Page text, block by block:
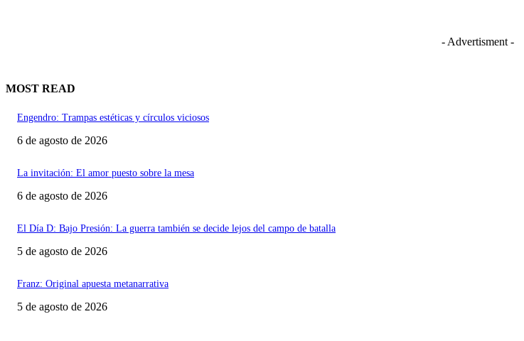
- Advertisment -
MOST READ
Engendro: Trampas estéticas y círculos viciosos
6 de agosto de 2026
La invitación: El amor puesto sobre la mesa
6 de agosto de 2026
El Día D: Bajo Presión: La guerra también se decide lejos del campo de batalla
5 de agosto de 2026
Franz: Original apuesta metanarrativa
5 de agosto de 2026